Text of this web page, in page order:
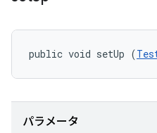
public void setUp (
パラメータ